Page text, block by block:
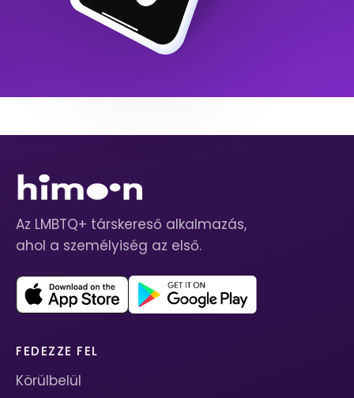
Az LMBTQ+ társkereső alkalmazás,
ahol a személyiség az első.
FEDEZZE FEL
Körülbelül